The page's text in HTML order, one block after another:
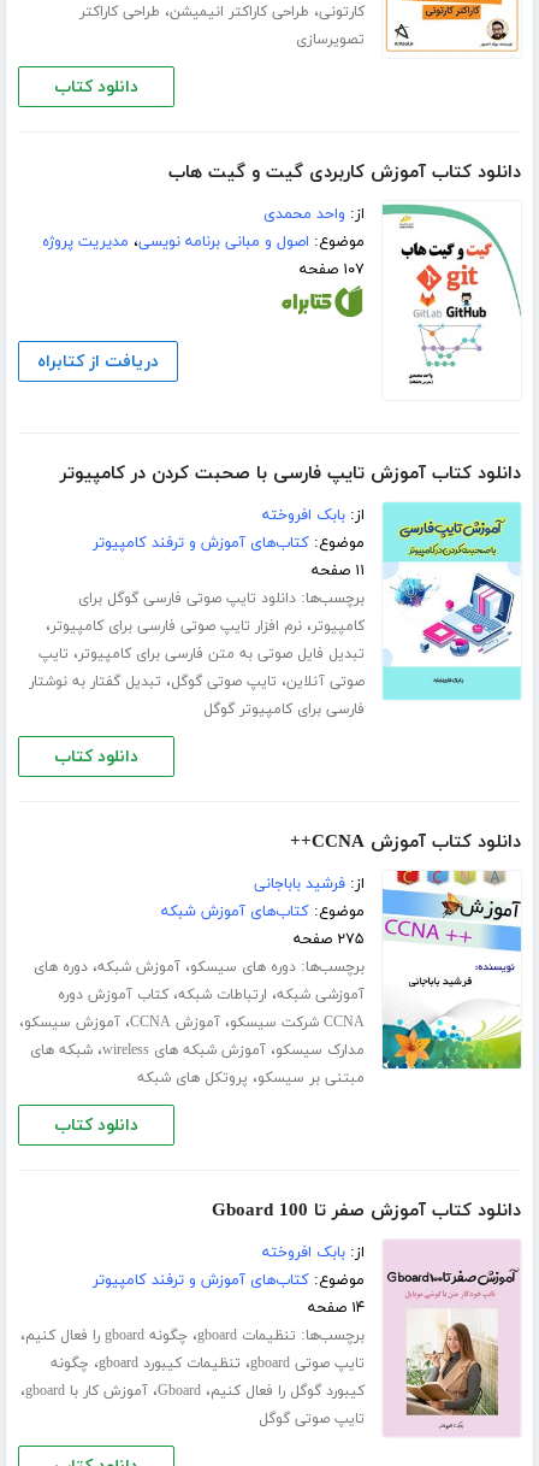
کارتونی، طراحی کاراکتر انیمیشن، طراحی کاراکتر
تصویرسازی
دانلود کتاب
دانلود کتاب آموزش کاربردی گیت و گیت هاب
از: واحد محمدی
موضوع: اصول و مبانی برنامه نویسی، مدیریت پروژه
۱۰۷ صفحه
دریافت از کتابراه
دانلود کتاب آموزش تایپ فارسی با صحبت کردن در کامپیوتر
از:بابک افروخته
موضوع:کتاب‌های آموزش و ترفند کامپیوتر
۱۱ صفحه
برچسب‌ها:دانلود تایپ صوتی فارسی گوگل برای
کامپیوتر،نرم افزار تایپ صوتی فارسی برای کامپیوتر،
تبدیل فایل صوتی به متن فارسی برای کامپیوتر، تایپ
صوتی آنلاین، تایپ صوتی گوگل، تبدیل گفتار به نوشتار
فارسی برای کامپیوتر گوگل
دانلود کتاب
دانلود کتاب آموزش CCNA++
از:فرشید باباجانی
موضوع:کتاب‌های آموزش شبکه
۲۷۵ صفحه
برچسب‌ها:دوره های سیسکو،آموزش شبکه،دوره های
آموزشی شبکه، ارتباطات شبکه،کتاب آموزش دوره
CCNA شرکت سیسکو
،آموزش CCNA ،آموزش سیسکو،
مدارک سیسکو،آموزش شبکه های wireless ،شبکه های
مبتنی بر سیسکو، پروتکل های شبکه
دانلود کتاب
دانلود کتاب آموزش صفر تا 100 Gboard
از:بابک افروخته
موضوع:کتاب‌های آموزش و ترفند کامپیوتر
۱۴ صفحه
برچسب‌ها: تنظیمات gboard ، چگونه gboard را فعال کنیم ،
تایپ صوتی gboard ، تنظیمات کیبورد gboard ، چگونه
کیبورد گوگل را فعال کنیم،Gboard،آموزش کار با gboard ،
تایپ صوتی گوگل